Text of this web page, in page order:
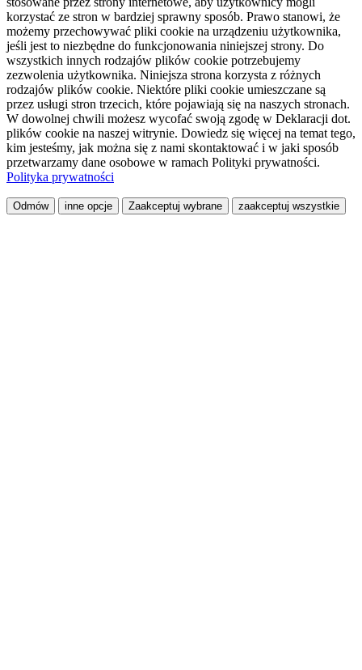
korzystać ze stron w bardziej sprawny sposób. Prawo stanowi, że
możemy przechowywać pliki cookie na urządzeniu użytkownika,
jeśli jest to niezbędne do funkcjonowania niniejszej strony. Do
wszystkich innych rodzajów plików cookie potrzebujemy
zezwolenia użytkownika. Niniejsza strona korzysta z różnych
rodzajów plików cookie. Niektóre pliki cookie umieszczane są
przez usługi stron trzecich, które pojawiają się na naszych stronach.
W dowolnej chwili możesz wycofać swoją zgodę w Deklaracji dot.
plików cookie na naszej witrynie. Dowiedz się więcej na temat tego,
kim jesteśmy, jak można się z nami skontaktować i w jaki sposób
przetwarzamy dane osobowe w ramach Polityki prywatności.
Polityka prywatności
Odmów inne opcje Zaakceptuj wybrane zaakceptuj wszystkie